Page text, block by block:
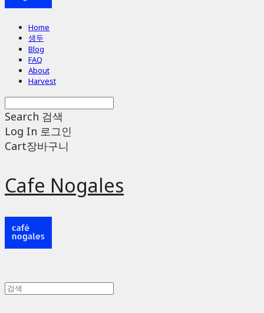
Home
생두
Blog
FAQ
About
Harvest
Search 검색
Log In 로그인
Cart장바구니
Cafe Nogales